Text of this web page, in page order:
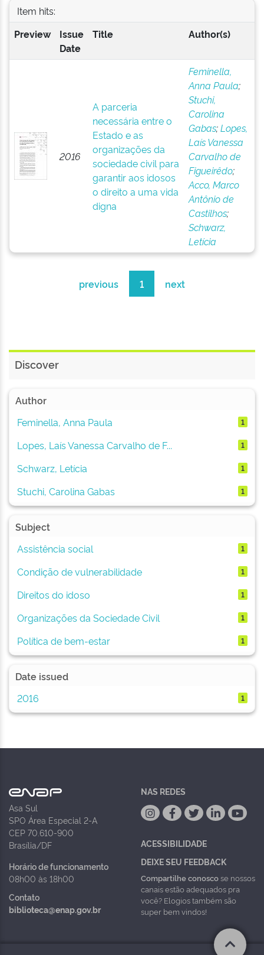
Item hits:
Preview
Issue
Date
Title Author(s)
2016
A parceria
necessária entre o
Estado e as
organizações da
sociedade civil para
garantir aos idosos
o direito a uma vida
digna
Feminella,
Anna Paula;
Stuchi,
Carolina
Gabas;Lopes,
Laís Vanessa
Carvalho de
Figueirêdo;
Acco, Marco
Antônio de
Castilhos;
Schwarz,
Letícia
previous 1 next
Discover
Author
Feminella, Anna Paula
1
Lopes, Laís Vanessa Carvalho de F... 1
Schwarz, Letícia 1
Stuchi, Carolina Gabas 1
Subject
Assistência social
1
Condição de vulnerabilidade 1
Direitos do idoso 1
Organizações da Sociedade Civil 1
Política de bem-estar 1
Date issued
2016
1
Asa Sul
SPO Área Especial 2-A
CEP 70.610-900
Brasília/DF
Horário de funcionamento
08h00 às 18h00
Contato
biblioteca@enap.gov.br
NAS REDES
ACESSIBILIDADE
DEIXE SEU FEEDBACK
Compartilhe conoscose nossos
canais estão adequados pra
você? Elogios também são
super bem vindos!